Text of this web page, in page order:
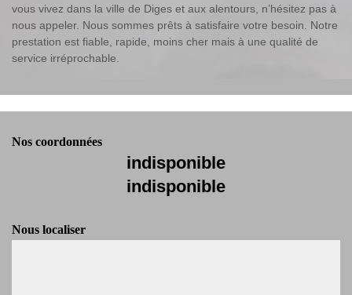
vous vivez dans la ville de Diges et aux alentours, n’hésitez pas à
nous appeler. Nous sommes prêts à satisfaire votre besoin. Notre
prestation est fiable, rapide, moins cher mais à une qualité de
service irréprochable.
Nos coordonnées
indisponible
indisponible
Nous localiser